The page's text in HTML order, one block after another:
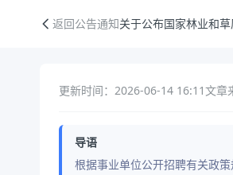
返回公告通知关于公布国家林业和
更新时间：2026-06-14 16:11文章
导语
根据事业单位公开招聘有关政